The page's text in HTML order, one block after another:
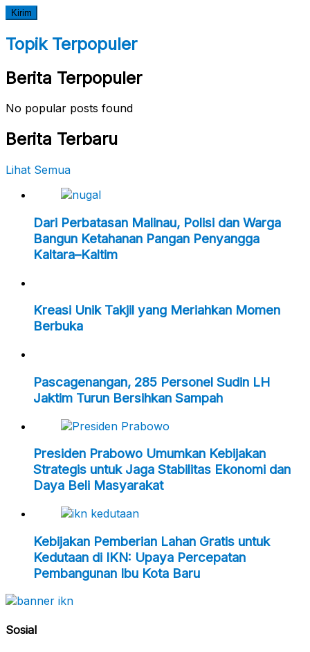
Topik Terpopuler
Berita Terpopuler
No popular posts found
Berita Terbaru
Lihat Semua
Dari Perbatasan Malinau, Polisi dan Warga
Bangun Ketahanan Pangan Penyangga
Kaltara–Kaltim
Kreasi Unik Takjil yang Meriahkan Momen
Berbuka
Pascagenangan, 285 Personel Sudin LH
Jaktim Turun Bersihkan Sampah
Presiden Prabowo Umumkan Kebijakan
Strategis untuk Jaga Stabilitas Ekonomi dan
Daya Beli Masyarakat
Kebijakan Pemberian Lahan Gratis untuk
Kedutaan di IKN: Upaya Percepatan
Pembangunan Ibu Kota Baru
Sosial